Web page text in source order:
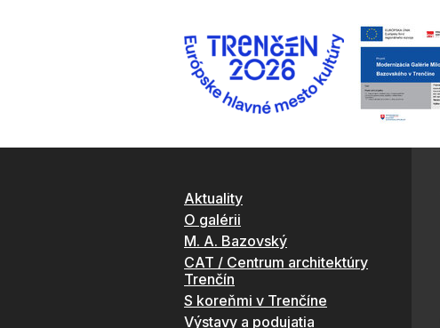
Aktuality
O galérii
M. A. Bazovský
CAT / Centrum architektúry
Trenčín
S koreňmi v Trenčíne
Výstavy a podujatia